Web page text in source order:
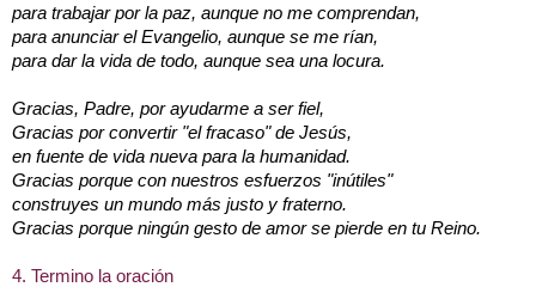
para trabajar por la paz, aunque no me comprendan,
para anunciar el Evangelio, aunque se me rían,
para dar la vida de todo, aunque sea una locura.
Gracias, Padre, por ayudarme a ser fiel,
Gracias por convertir "el fracaso" de Jesús,
en fuente de vida nueva para la humanidad.
Gracias porque con nuestros esfuerzos "inútiles"
construyes un mundo más justo y fraterno.
Gracias porque ningún gesto de amor se pierde en tu Reino.
4. Termino la oración